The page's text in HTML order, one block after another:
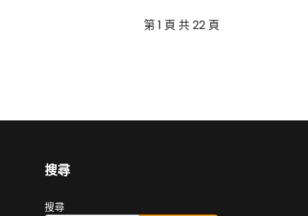
第 1 頁 共 22 頁
搜尋
搜尋